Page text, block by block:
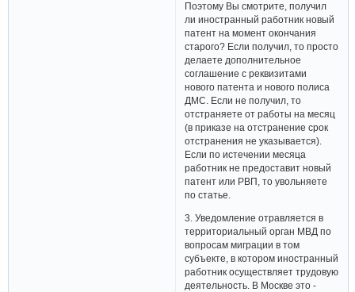
Поэтому Вы смотрите, получил
ли иностранный работник новый
патент на момент окончания
старого? Если получил, то просто
делаете дополнительное
соглашение с реквизитами
нового патента и нового полиса
ДМС. Если не получил, то
отстраняете от работы на месяц
(в приказе на отстранение срок
отстранения не указывается).
Если по истечении месяца
работник не предоставит новый
патент или РВП, то увольняете
по статье.
3. Уведомление отравляется в
территориальный орган МВД по
вопросам миграции в том
субъекте, в котором иностранный
работник осуществляет трудовую
деятельность. В Москве это -